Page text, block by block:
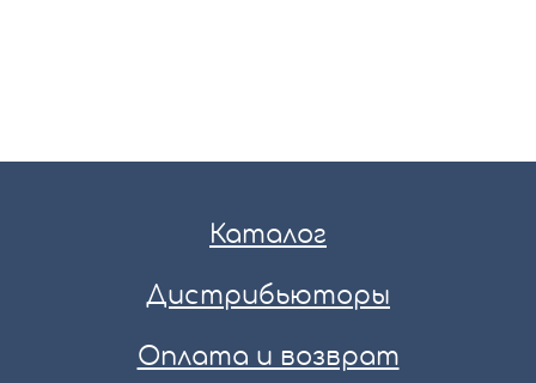
Каталог
Дистрибьюторы
Оплата и возврат